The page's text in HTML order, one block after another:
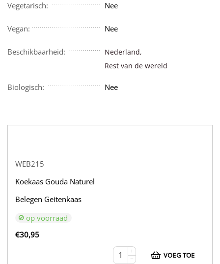
Vegetarisch: Nee
Vegan: Nee
Beschikbaarheid:
Nederland,
Rest van de wereld
Biologisch: Nee
WEB215
Koekaas Gouda Naturel
Belegen Geitenkaas
op voorraad
€30,95
+
−
VOEG TOE